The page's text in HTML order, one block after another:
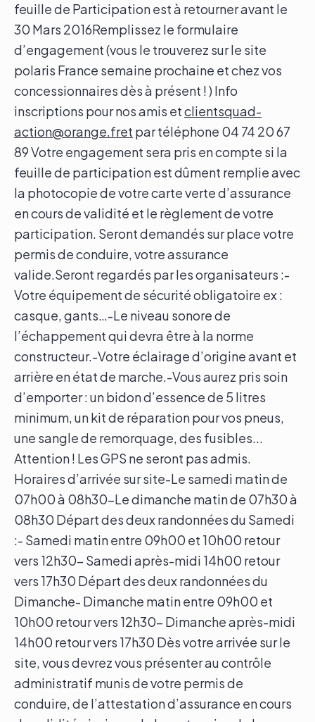
feuille de Participation est à retourner avant le
30 Mars 2016Remplissez le formulaire
d’engagement (vous le trouverez sur le site
polaris France semaine prochaine et chez vos
concessionnaires dès à présent ! ) Info
inscriptions pour nos amis etclientsquad-
action@orange.fret par téléphone 04 74 20 67
89 Votre engagement sera pris en compte si la
feuille de participation est dûment remplie avec
la photocopie de votre carte verte d’assurance
en cours de validité et le règlement de votre
participation. Seront demandés sur place votre
permis de conduire, votre assurance
valide.Seront regardés par les organisateurs :-
Votre équipement de sécurité obligatoire ex :
casque, gants…-Le niveau sonore de
l’échappement qui devra être à la norme
constructeur.-Votre éclairage d’origine avant et
arrière en état de marche.-Vous aurez pris soin
d’emporter : un bidon d’essence de 5 litres
minimum, un kit de réparation pour vos pneus,
une sangle de remorquage, des fusibles...
Attention ! Les GPS ne seront pas admis.
Horaires d’arrivée sur site-Le samedi matin de
07h00 à 08h30-Le dimanche matin de 07h30 à
08h30 Départ des deux randonnées du Samedi
:- Samedi matin entre 09h00 et 10h00 retour
vers 12h30- Samedi après-midi 14h00 retour
vers 17h30 Départ des deux randonnées du
Dimanche- Dimanche matin entre 09h00 et
10h00 retour vers 12h30- Dimanche après-midi
14h00 retour vers 17h30 Dès votre arrivée sur le
site, vous devrez vous présenter au contrôle
administratif munis de votre permis de
conduire, de l’attestation d’assurance en cours